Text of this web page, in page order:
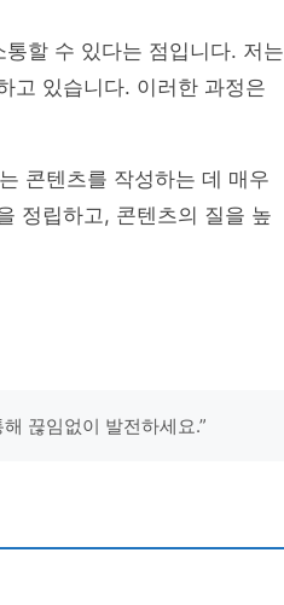
할 수 있다는 점입니다. 저는
고 있습니다. 이러한 과정은
콘텐츠를 작성하는 데 매우
정립하고, 콘텐츠의 질을 높
끊임없이 발전하세요.”